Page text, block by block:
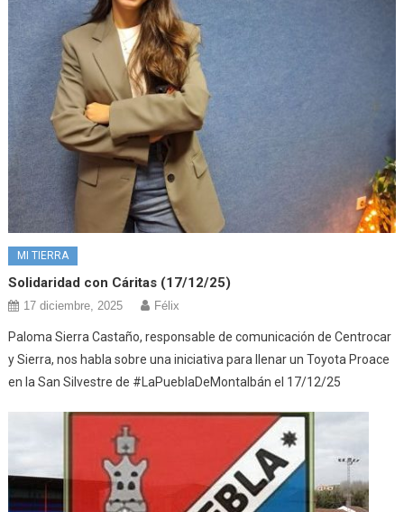
MI TIERRA
Solidaridad con Cáritas (17/12/25)
17 diciembre, 2025 Félix
Paloma Sierra Castaño, responsable de comunicación de Centrocar
y Sierra, nos habla sobre una iniciativa para llenar un Toyota Proace
en la San Silvestre de #LaPueblaDeMontalbán el 17/12/25